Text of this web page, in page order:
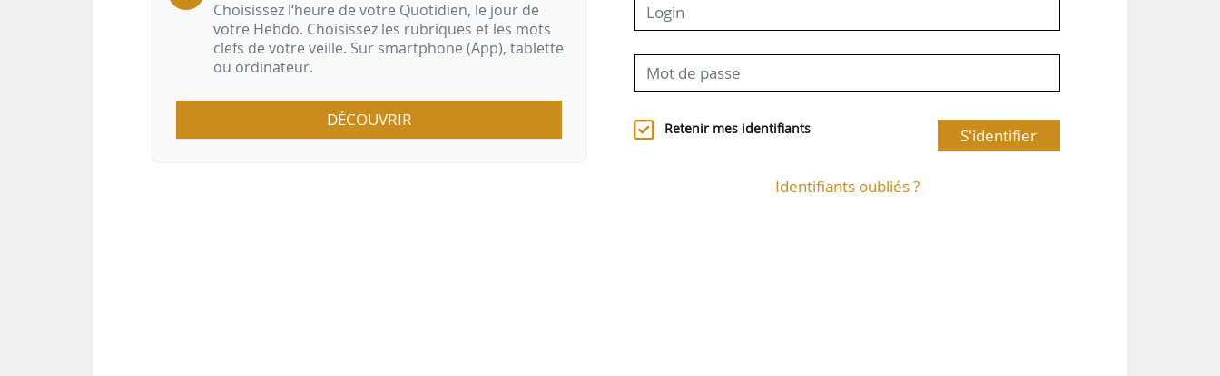
Choisissez l‘heure de votre Quotidien, le jour de
votre Hebdo. Choisissez les rubriques et les mots
clefs de votre veille. Sur smartphone (App), tablette
ou ordinateur.
DÉCOUVRIR Retenir mes identifiants S'identifier
Identifiants oubliés ?